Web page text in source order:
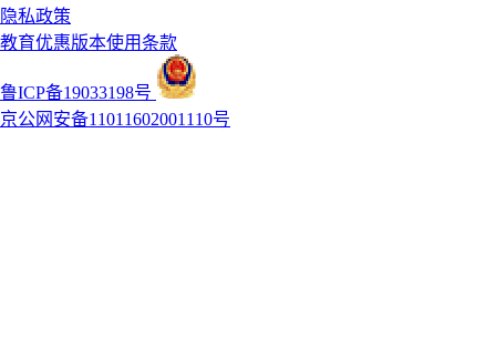
隐私政策
教育优惠版本使用条款
鲁ICP备19033198号
京公网安备11011602001110号